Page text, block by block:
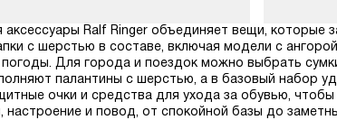
аксессуары Ralf Ringer объединяет вещи,
с шерстью в составе, включая модели с
Для города и поездок можно выбрать
палантины с шерстью, а в базовый набор
очки и средства для ухода за обувью,
настроение и повод, от спокойной базы до